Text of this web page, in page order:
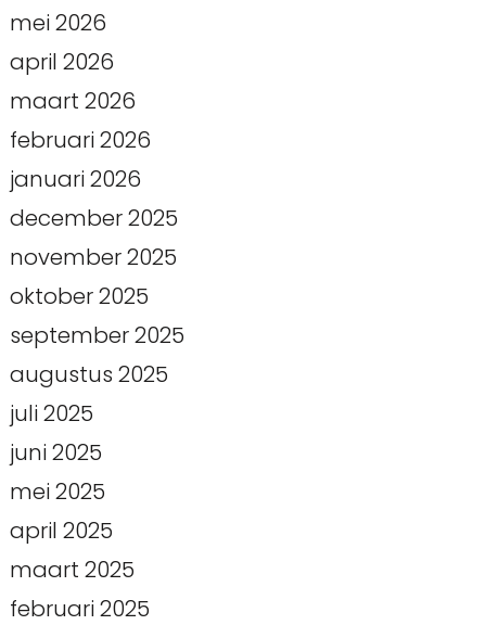
mei 2026
april 2026
maart 2026
februari 2026
januari 2026
december 2025
november 2025
oktober 2025
september 2025
augustus 2025
juli 2025
juni 2025
mei 2025
april 2025
maart 2025
februari 2025